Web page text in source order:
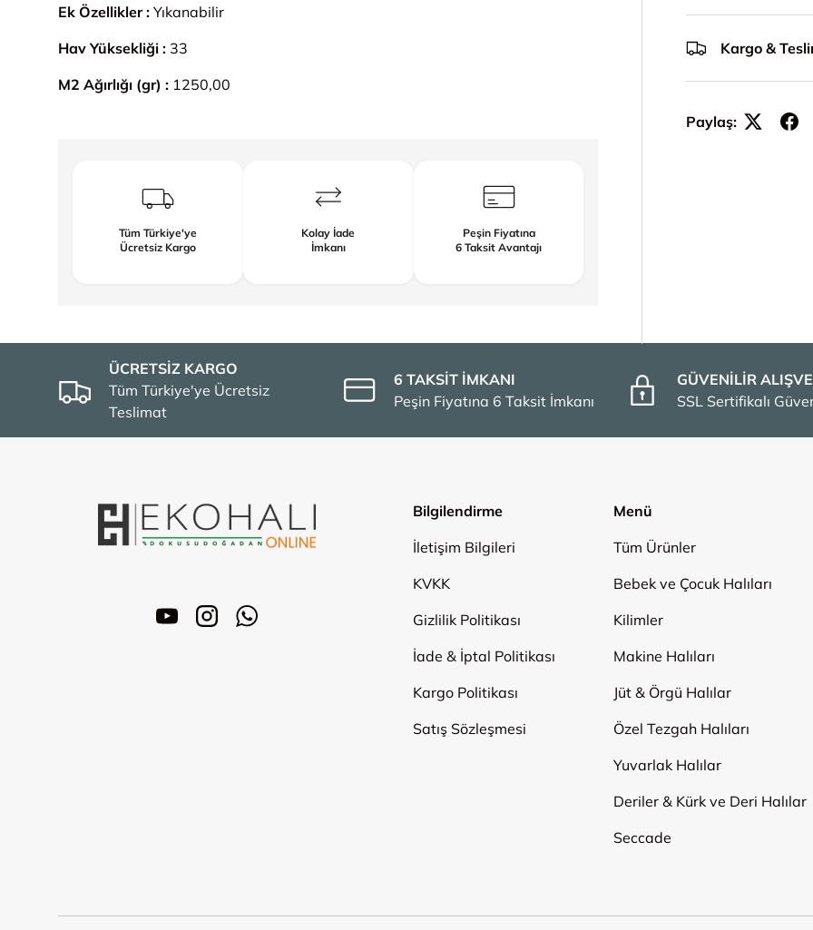
Kargo &
Paylaş:
Ek Özellikler : Yıkanabilir
Hav Yüksekliği : 33
M2 Ağırlığı (gr) : 1250,00
Tüm Türkiye'ye
Ücretsiz Kargo
Kolay İade
İmkanı
Peşin Fiyatına
6 Taksit Avantajı
ÜCRETSİZ KARGO
Tüm Türkiye'ye Ücretsiz
Teslimat
6 TAKSİT İMKANI
Peşin Fiyatına 6 Taksit İmkanı
GÜVENİLİR
SSL Sertifikalı
YouTubeInstagramWhatsApp
Bilgilendirme
İletişim Bilgileri
KVKK
Gizlilik Politikası
İade & İptal Politikası
Kargo Politikası
Satış Sözleşmesi
Menü
Tüm Ürünler
Bebek ve Çocuk Halıları
Kilimler
Makine Halıları
Jüt & Örgü Halılar
Özel Tezgah Halıları
Yuvarlak Halılar
Deriler & Kürk ve Deri Halılar
Seccade